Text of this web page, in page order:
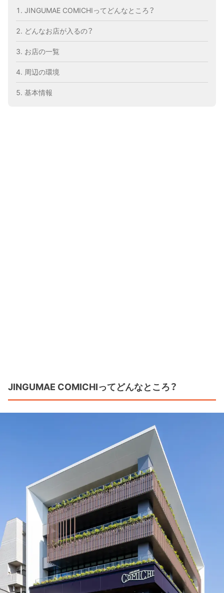
JINGUMAE COMICHIってどんなところ？
どんなお店が入るの？
お店の一覧
周辺の環境
基本情報
JINGUMAE COMICHIってどんなところ？